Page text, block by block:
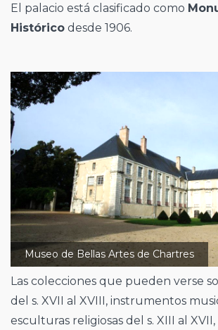
El palacio está clasificado como
Histórico desde 1906.
Museo de Bellas Artes de Chartres
Las colecciones que pueden verse
del s. XVII al XVIII, instrumentos
esculturas religiosas del s. XIII al